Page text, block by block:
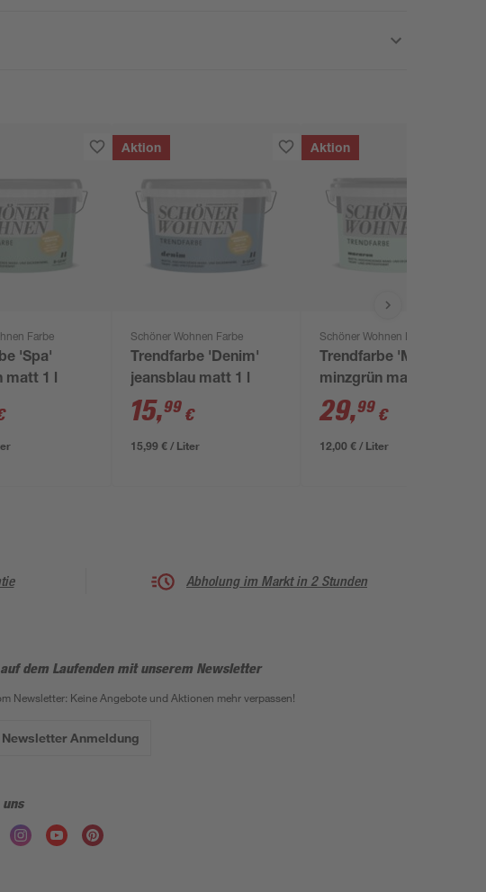
Farbe
'Spa'
matt 1 l
Aktion
Schöner Wohnen Farbe
Trendfarbe 'Denim'
jeansblau matt 1 l
15,99 €
15,99 € / Liter
Aktion
Schöner Wohnen Farbe
Trendfarbe 'Macaron'
minzgrün matt 2,5 l
29,99 €
12,00 € / Liter
Abholung im Markt in 2 Stunden
dem Laufenden mit unserem Newsletter
Newsletter: Keine Angebote und Aktionen mehr verpassen!
Anmeldung